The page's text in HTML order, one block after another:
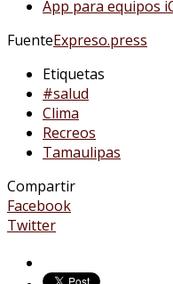
App para equipos
FuenteExpreso.press
Etiquetas
#salud
Clima
Recreos
Tamaulipas
Compartir
Facebook
Twitter